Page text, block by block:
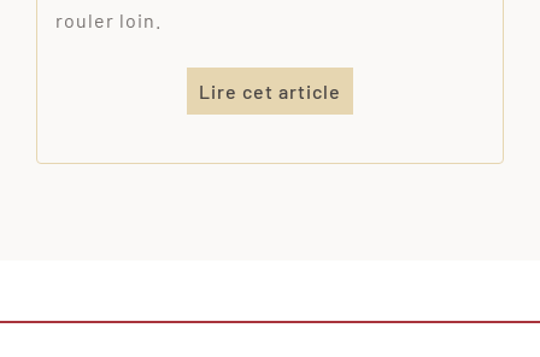
rouler loin.
Lire cet article